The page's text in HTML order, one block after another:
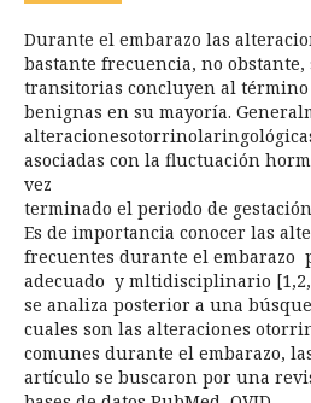
Durante el embarazo las
bastante frecuencia, no
transitorias concluyen al
benignas en su mayoría.
asociadas con la fluctuación
vez
terminado el periodo de
Es de importancia conocer las
frecuentes durante el
adecuado y mltidisciplinario
se analiza posterior a una
cuales son las alteraciones
comunes durante el embarazo,
artículo se buscaron por una